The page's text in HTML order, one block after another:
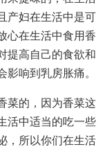
产妇在生活中是可
心在生活中食用香
提高自己的食欲和
响到乳房胀痛。
菜的，因为香菜这
活中适当的吃一些
，所以你们在生活